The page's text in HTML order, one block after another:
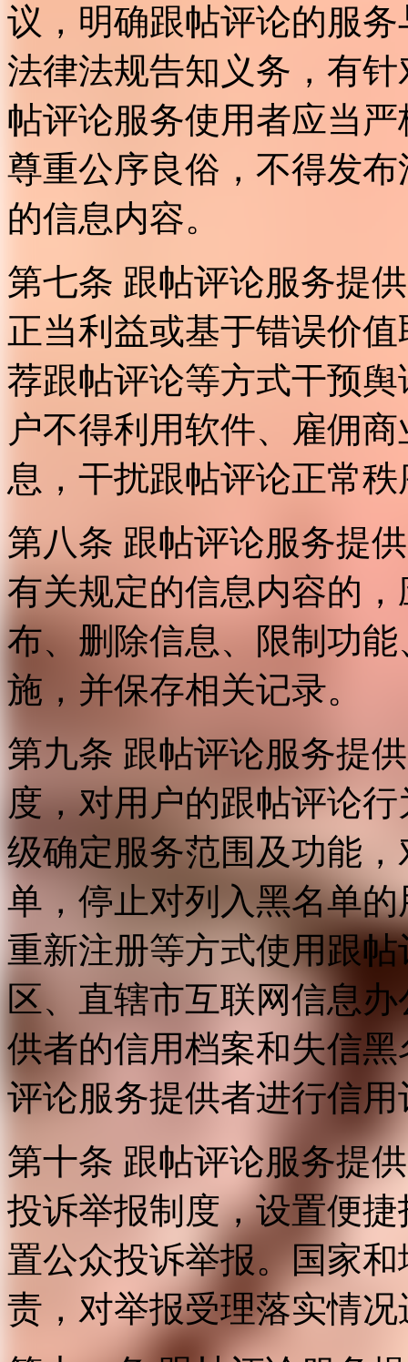
议，明确跟帖评论的服
法律法规告知义务，有
帖评论服务使用者应当
尊重公序良俗，不得发
的信息内容。
第七条 跟帖评论服务提
正当利益或基于错误价
荐跟帖评论等方式干预
户不得利用软件、雇佣
息，干扰跟帖评论正常
第八条 跟帖评论服务提
有关规定的信息内容的
布、删除信息、限制功
施，并保存相关记录。
第九条 跟帖评论服务提
度，对用户的跟帖评论
级确定服务范围及功能
单，停止对列入黑名单
重新注册等方式使用跟
区、直辖市互联网信息
供者的信用档案和失信
评论服务提供者进行信用
第十条 跟帖评论服务提
投诉举报制度，设置便
置公众投诉举报。国家
责，对举报受理落实情